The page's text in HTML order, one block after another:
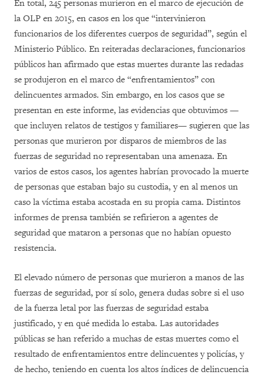
En total, 245 personas murieron en el marco de ejecución de
la OLP en 2015, en casos en los que “intervinieron
funcionarios de los diferentes cuerpos de seguridad”, según el
Ministerio Público. En reiteradas declaraciones, funcionarios
públicos han afirmado que estas muertes durante las redadas
se produjeron en el marco de “enfrentamientos” con
delincuentes armados. Sin embargo, en los casos que se
presentan en este informe, las evidencias que obtuvimos —
que incluyen relatos de testigos y familiares— sugieren que las
personas que murieron por disparos de miembros de las
fuerzas de seguridad no representaban una amenaza. En
varios de estos casos, los agentes habrían provocado la muerte
de personas que estaban bajo su custodia, y en al menos un
caso la víctima estaba acostada en su propia cama. Distintos
informes de prensa también se refirieron a agentes de
seguridad que mataron a personas que no habían opuesto
resistencia.
El elevado número de personas que murieron a manos de las
fuerzas de seguridad, por sí solo, genera dudas sobre si el uso
de la fuerza letal por las fuerzas de seguridad estaba
justificado, y en qué medida lo estaba. Las autoridades
públicas se han referido a muchas de estas muertes como el
resultado de enfrentamientos entre delincuentes y policías, y
de hecho, teniendo en cuenta los altos índices de delincuencia